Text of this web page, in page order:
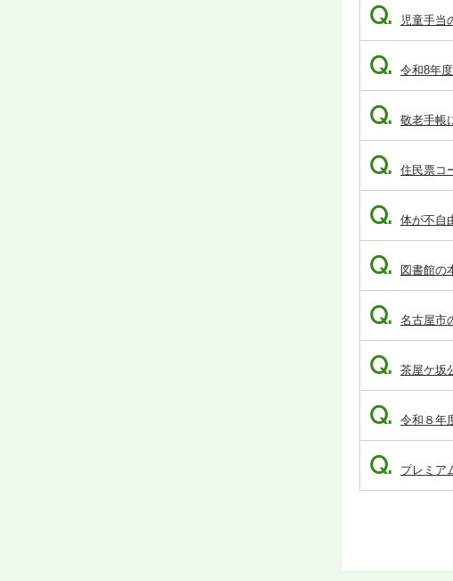
Q. 児童手当
Q. 令和8年
Q. 敬老手帳
Q. 住民票コ
Q. 体が不自
Q. 図書館の
Q. 名古屋市
Q. 茶屋ケ坂
Q. 令和８年
Q. プレミア